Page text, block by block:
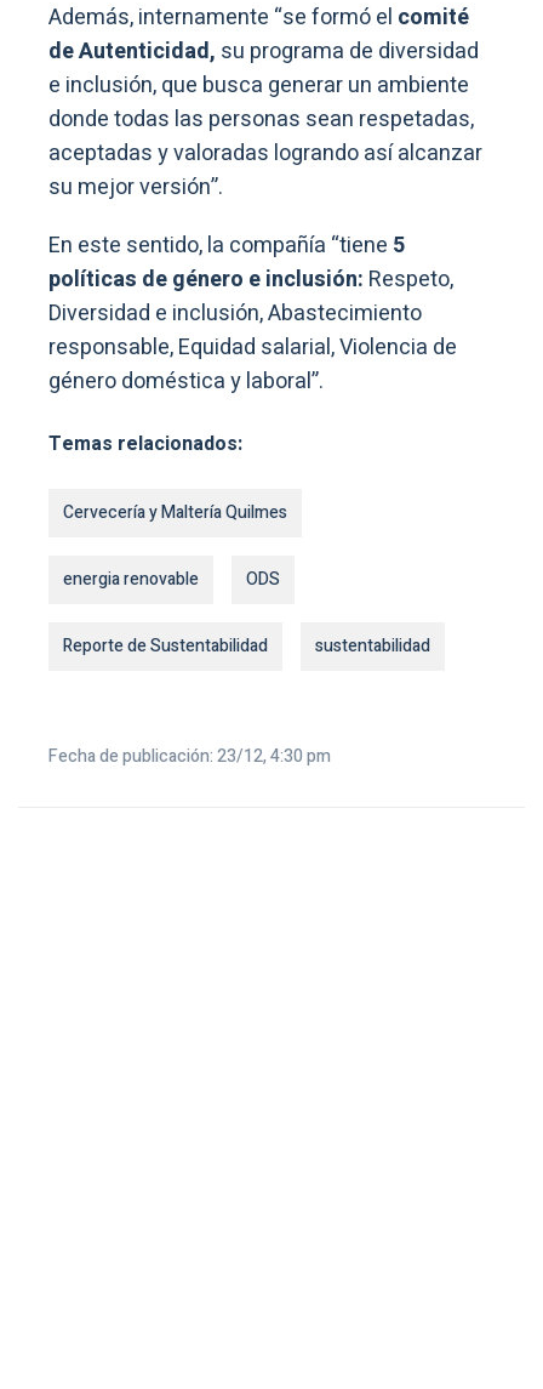
Además, internamente “se formó el comité
de Autenticidad, su programa de diversidad
e inclusión, que busca generar un ambiente
donde todas las personas sean respetadas,
aceptadas y valoradas logrando así alcanzar
su mejor versión”.
En este sentido, la compañía “tiene 5
políticas de género e inclusión: Respeto,
Diversidad e inclusión, Abastecimiento
responsable, Equidad salarial, Violencia de
género doméstica y laboral”.
Temas relacionados:
Cervecería y Maltería Quilmes
energia renovable ODS
Reporte de Sustentabilidad sustentabilidad
Fecha de publicación: 23/12, 4:30 pm